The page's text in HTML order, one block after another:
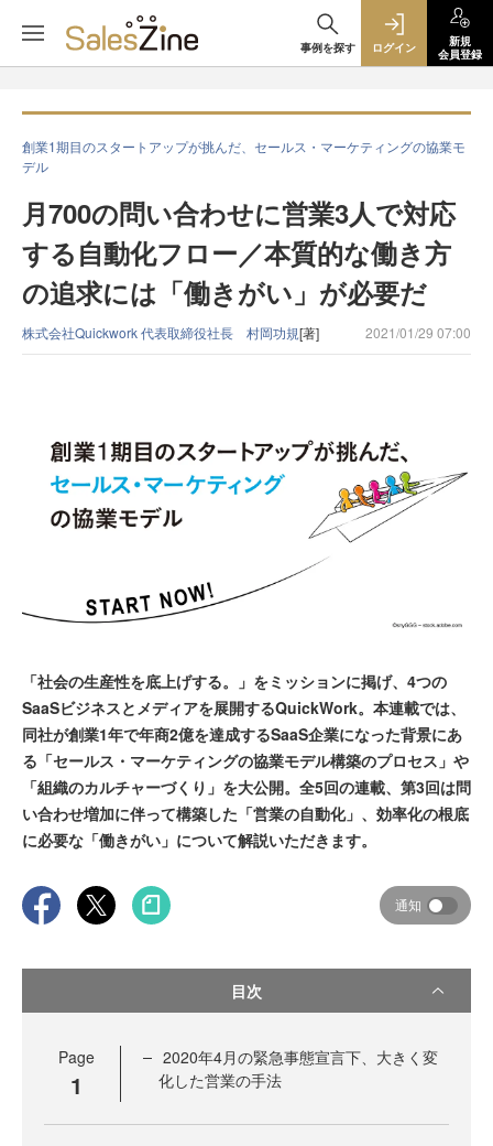
事例を探す ログイン
新規
会員登録
創業1期目のスタートアップが挑んだ、セールス・マーケティングの協業モ
デル
月700の問い合わせに営業3人で対応
する自動化フロー／本質的な働き方
の追求には「働きがい」が必要だ
株式会社Quickwork 代表取締役社長 村岡功規[著] 2021/01/29 07:00
「社会の生産性を底上げする。」をミッションに掲げ、4つの
SaaSビジネスとメディアを展開するQuickWork。本連載では、
同社が創業1年で年商2億を達成するSaaS企業になった背景にあ
る「セールス・マーケティングの協業モデル構築のプロセス」や
「組織のカルチャーづくり」を大公開。全5回の連載、第3回は問
い合わせ増加に伴って構築した「営業の自動化」、効率化の根底
に必要な「働きがい」について解説いただきます。
通知
目次
Page
1
2020年4月の緊急事態宣言下、大きく変
化した営業の手法